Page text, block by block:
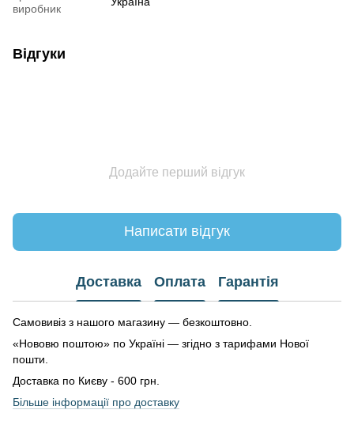
виробник
Відгуки
Додайте перший відгук
Написати відгук
Доставка Оплата Гарантія
Самовивіз з нашого магазину — безкоштовно.
«Нововю поштою» по Україні — згідно з тарифами Нової
пошти.
Доставка по Києву - 600 грн.
Більше інформації про доставку